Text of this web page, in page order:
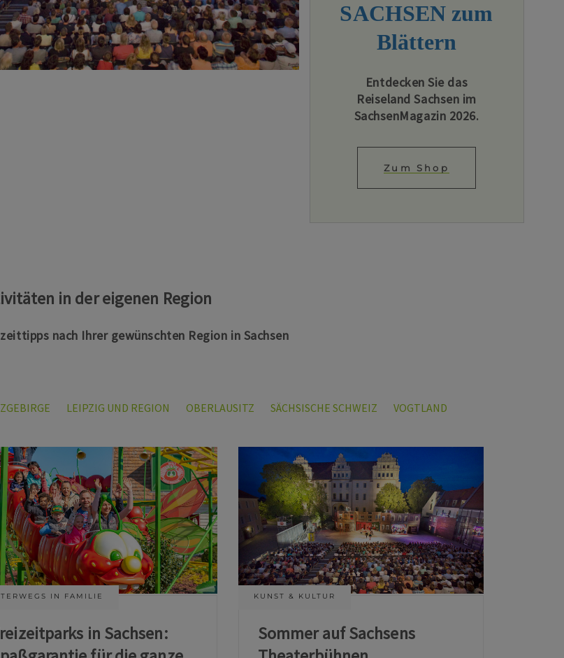
SACHSEN zum
Blättern
Entdecken Sie das
Reiseland Sachsen im
SachsenMagazin 2026.
Zum Shop
in der eigenen Region
nach Ihrer gewünschten Region in Sachsen
LEIPZIG UND REGION OBERLAUSITZ SÄCHSISCHE SCHWEIZ VOGTLAND
IN FAMILIE
in Sachsen:
KUNST & KULTUR
Sommer auf Sachsens